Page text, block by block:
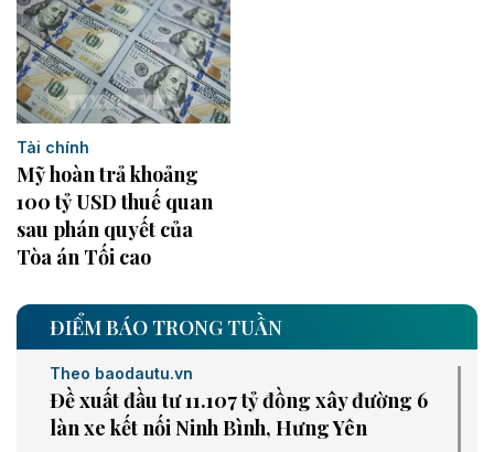
Tài chính
Mỹ hoàn trả khoảng
100 tỷ USD thuế quan
sau phán quyết của
Tòa án Tối cao
ĐIỂM BÁO TRONG TUẦN
Theo baodautu.vn
Đề xuất đầu tư 11.107 tỷ đồng xây đường 6
làn xe kết nối Ninh Bình, Hưng Yên